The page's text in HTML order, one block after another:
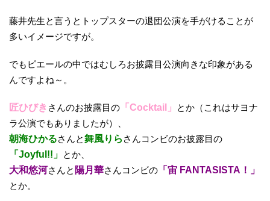
藤井先生と言うとトップスターの退団公演を手がけることが
多いイメージですが。
でもピエールの中ではむしろお披露目公演向きな印象がある
んですよね～。
匠ひびき さんのお披露目の 「Cocktail」
とか（これはサヨナ
ラ公演でもありましたが）、
朝海ひかるさんと舞風りら さんコンビのお披露目の
「Joyful!!」 とか、
大和悠河さんと 陽月華さんコンビの 「宙 FANTASISTA！」
とか。